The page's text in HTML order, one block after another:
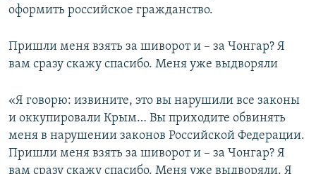
оформить российское гражданство.
Пришли меня взять за шиворот и – за Чонгар? Я
вам сразу скажу спасибо. Меня уже выдворяли
«Я говорю: извините, это вы нарушили все законы
и оккупировали Крым… Вы приходите обвинять
меня в нарушении законов Российской Федерации.
Пришли меня взять за шиворот и – за Чонгар? Я
вам сразу скажу спасибо. Меня уже выдворяли. Я